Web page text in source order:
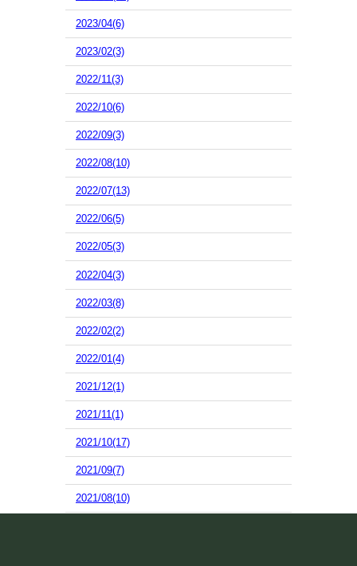
2023/04(6)
2023/02(3)
2022/11(3)
2022/10(6)
2022/09(3)
2022/08(10)
2022/07(13)
2022/06(5)
2022/05(3)
2022/04(3)
2022/03(8)
2022/02(2)
2022/01(4)
2021/12(1)
2021/11(1)
2021/10(17)
2021/09(7)
2021/08(10)